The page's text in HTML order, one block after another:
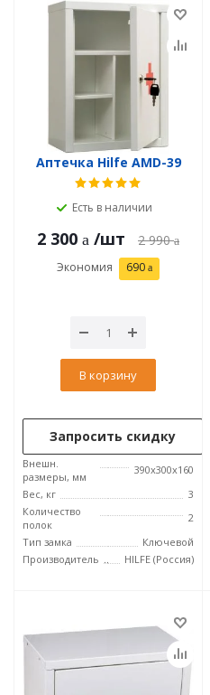
Аптечка Hilfe AMD-39
Есть в наличии
2 300 /шт 2 990
Экономия 690
В корзину
Запросить скидку
Внешн.
размеры, мм
390x300x160
Вес, кг
3
Количество
полок
2
Тип замка
Ключевой
Производитель
HILFE (Россия)